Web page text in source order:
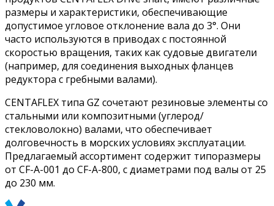
размеры и характеристики, обеспечивающие
допустимое угловое отклонение вала до 3°. Они
часто используются в приводах с постоянной
скоростью вращения, таких как судовые двигатели
(например, для соединения выходных фланцев
редуктора с гребными валами).
CENTAFLEX типа GZ сочетают резиновые элементы со
стальными или композитными (углерод/
стекловолокно) валами, что обеспечивает
долговечность в морских условиях эксплуатации.
Предлагаемый ассортимент содержит типоразмеры
от CF-A-001 до CF-A-800, с диаметрами под валы от 25
до 230 мм.